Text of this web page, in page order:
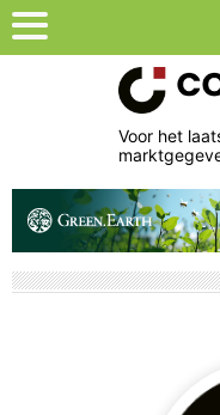
Voor het